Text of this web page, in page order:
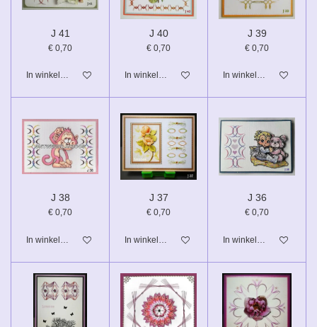
J 41
€ 0,70
In winkelwagen
J 40
€ 0,70
In winkelwagen
J 39
€ 0,70
In winkelwagen
J 38
€ 0,70
In winkelwagen
J 37
€ 0,70
In winkelwagen
J 36
€ 0,70
In winkelwagen